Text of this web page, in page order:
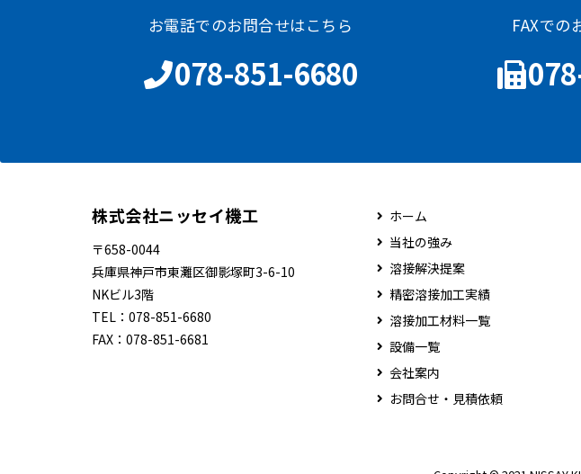
お電話でのお問合せはこちら
078-851-6680
FAXでの
株式会社ニッセイ機工
〒658-0044
兵庫県神戸市東灘区御影塚町3-6-10
NKビル3階
TEL： 078-851-6680
FAX： 078-851-6681
ホーム
当社の強み
溶接解決提案
精密溶接加工実績
溶接加工材料一覧
設備一覧
会社案内
お問合せ・見積依頼